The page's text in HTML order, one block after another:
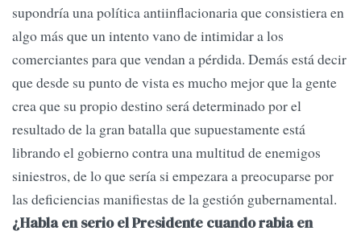
supondría una política antiinflacionaria que consistiera en
algo más que un intento vano de intimidar a los
comerciantes para que vendan a pérdida. Demás está decir
que desde su punto de vista es mucho mejor que la gente
crea que su propio destino será determinado por el
resultado de la gran batalla que supuestamente está
librando el gobierno contra una multitud de enemigos
siniestros, de lo que sería si empezara a preocuparse por
las deficiencias manifiestas de la gestión gubernamental.
¿Habla en serio el Presidente cuando rabia en